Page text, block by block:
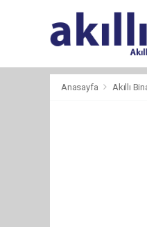
Anasayfa Akıllı